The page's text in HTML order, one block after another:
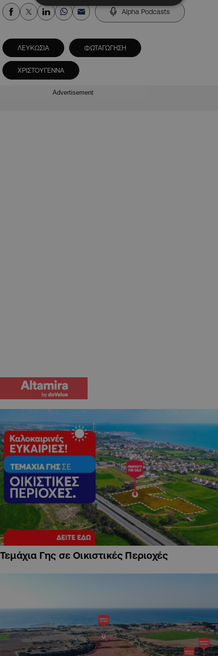
Alpha Podcasts
ΛΕΥΚΩΣΙΑ ΦΩΤΑΓΩΓΗΣΗ
ΧΡΙΣΤΟΥΓΕΝΝΑ
Advertisement
Τεμάχια Γης σε Οικιστικές Περιοχές